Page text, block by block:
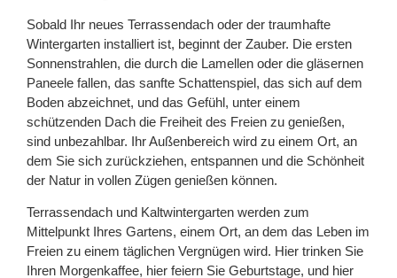
Sobald Ihr neues Terrassendach oder der traumhafte
Wintergarten installiert ist, beginnt der Zauber. Die ersten
Sonnenstrahlen, die durch die Lamellen oder die gläsernen
Paneele fallen, das sanfte Schattenspiel, das sich auf dem
Boden abzeichnet, und das Gefühl, unter einem
schützenden Dach die Freiheit des Freien zu genießen,
sind unbezahlbar. Ihr Außenbereich wird zu einem Ort, an
dem Sie sich zurückziehen, entspannen und die Schönheit
der Natur in vollen Zügen genießen können.
Terrassendach und Kaltwintergarten werden zum
Mittelpunkt Ihres Gartens, einem Ort, an dem das Leben im
Freien zu einem täglichen Vergnügen wird. Hier trinken Sie
Ihren Morgenkaffee, hier feiern Sie Geburtstage, und hier